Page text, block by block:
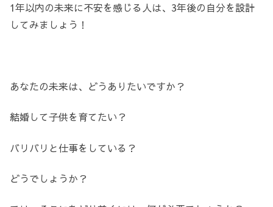
1年以内の未来に不安を感じる人は、3年後の自分を設計
してみましょう！
あなたの未来は、どうありたいですか？
結婚して子供を育てたい？
バリバリと仕事をしている？
どうでしょうか？